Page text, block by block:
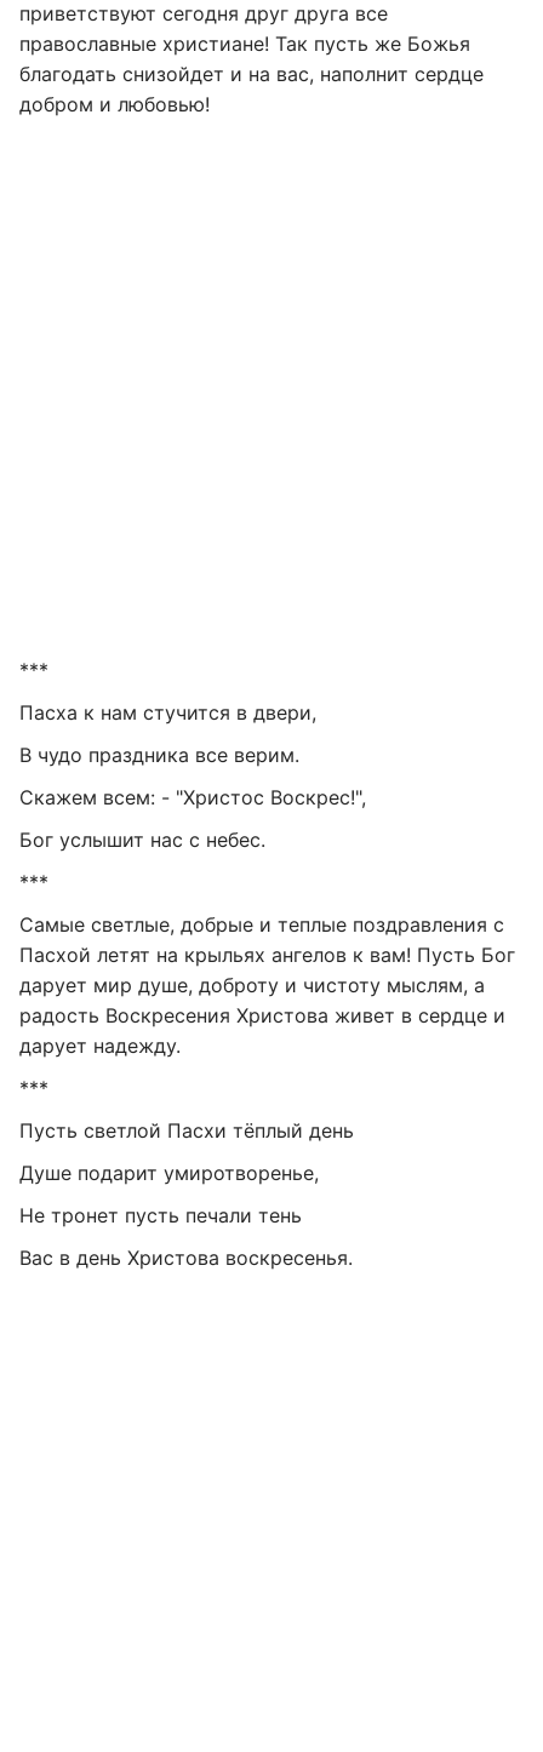
приветствуют сегодня друг друга все
православные христиане! Так пусть же Божья
благодать снизойдет и на вас, наполнит сердце
добром и любовью!
***
Пасха к нам стучится в двери,
В чудо праздника все верим.
Скажем всем: - "Христос Воскрес!",
Бог услышит нас с небес.
***
Самые светлые, добрые и теплые поздравления с
Пасхой летят на крыльях ангелов к вам! Пусть Бог
дарует мир душе, доброту и чистоту мыслям, а
радость Воскресения Христова живет в сердце и
дарует надежду.
***
Пусть светлой Пасхи тёплый день
Душе подарит умиротворенье,
Не тронет пусть печали тень
Вас в день Христова воскресенья.